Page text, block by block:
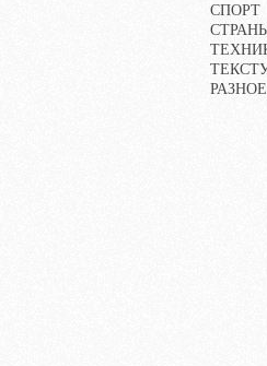
СПОРТ
РАЗНОЕ